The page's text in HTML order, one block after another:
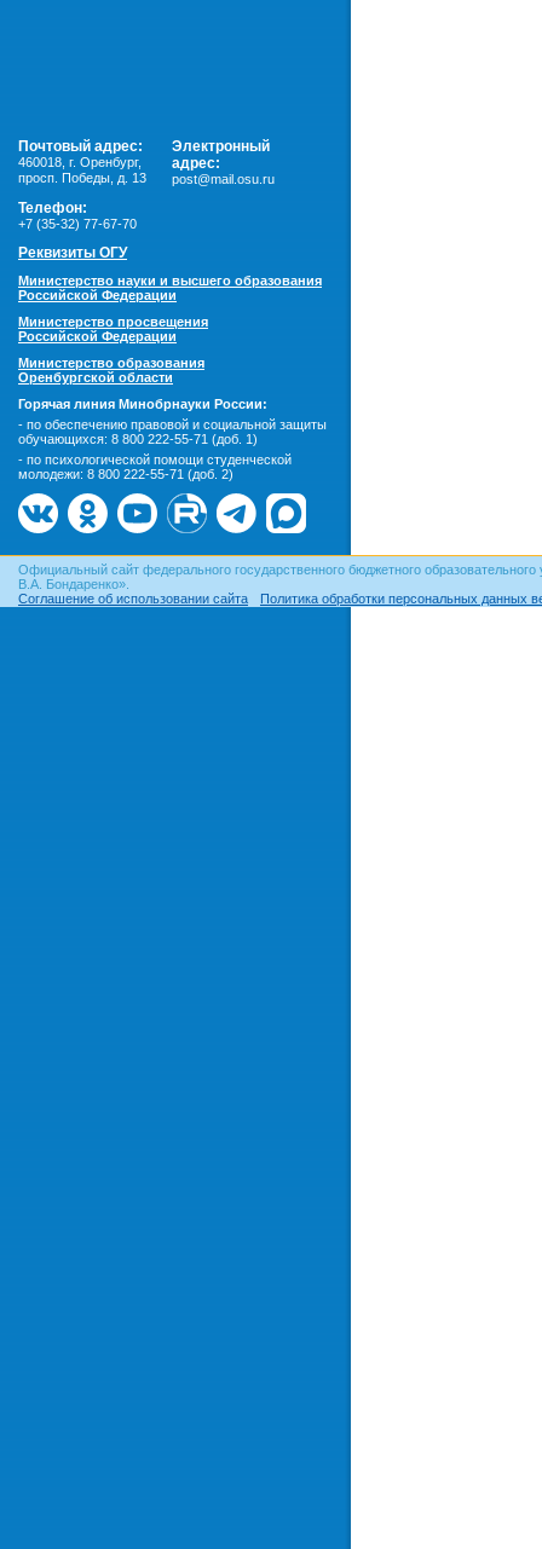
Почтовый адрес:
460018 г. Оренбург,
просп. Победы, д. 13
Электронный
адрес:
post@mail.osu.ru
Телефон:
+7 (35-32) 77-67-70
Реквизиты ОГУ
Министерство науки и высшего образования
Российской Федерации
Министерство просвещения
Российской Федерации
Министерство образования
Оренбургской области
Горячая линия Минобрнауки России:
- по обеспечению правовой и социальной защиты
обучающихся: 8 800 222-55-71 (доб. 1)
- по психологической помощи студенческой
молодежи: 8 800 222-55-71 (доб. 2)
Официальный сайт федерального государственного бюджетного
В.А. Бондаренко».
Соглашение об использовании сайта
Политика обработки персональных данных